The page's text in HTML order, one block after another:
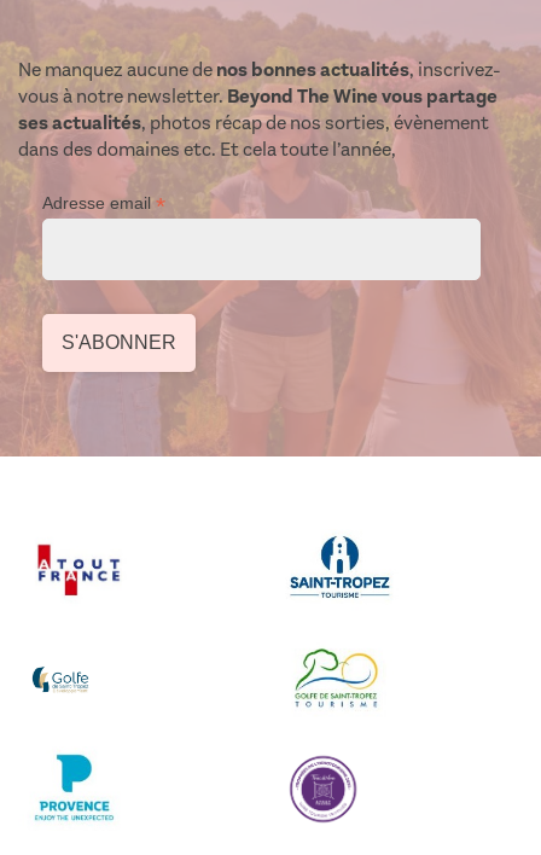
Ne manquez aucune denos bonnes actualités, inscrivez-
vous à notre newsletter. Beyond The Wine vous partage
ses actualités, photos récap de nos sorties, évènement
dans des domaines etc. Et cela toute l’année,
Adresse email *